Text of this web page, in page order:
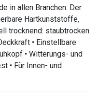
in allen Branchen. Der
Hartkunststoffe,
trocknend: staubtrocken
• Einstellbare
• Witterungs- und
• Für Innen- und